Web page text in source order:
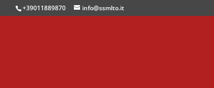
+39011889870 info@ssmlto.it